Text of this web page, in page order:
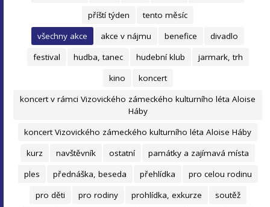
příští týden
tento měsíc
všechny akce
akce v nájmu benefice
divadlo
festival
hudba, tanec hudební klub
jarmark, trh
kino
koncert
koncert v rámci Vizovického zámeckého kulturního léta Aloise
Háby
koncert Vizovického zámeckého kulturního léta Aloise Háby
kurz
navštěvník ostatní
památky a zajímavá místa
ples
přednáška, beseda přehlídka
pro celou rodinu
pro děti
pro rodiny prohlídka, exkurze
soutěž